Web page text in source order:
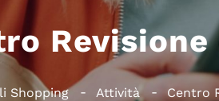
Shopping Attività Centro